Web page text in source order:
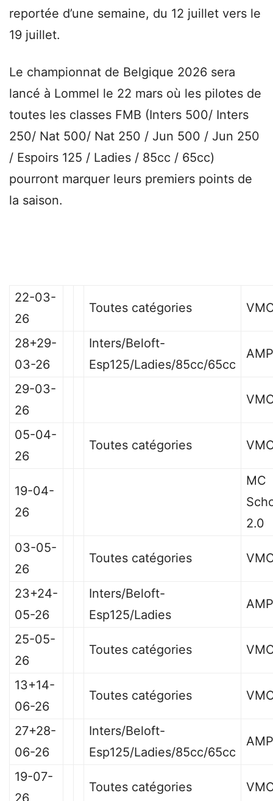
reportée d’une semaine, du 12 juillet vers le
19 juillet.
Le championnat de Belgique 2026 sera
lancé à Lommel le 22 mars où les pilotes de
toutes les classes FMB (Inters 500/ Inters
250/ Nat 500/ Nat 250 / Jun 500 / Jun 250
/ Espoirs 125 / Ladies / 85cc / 65cc)
pourront marquer leurs premiers points de
la saison.
22-03-
26
Toutes catégories
28+29-
03-26
Inters/Beloft-
Esp125/Ladies/85cc/65cc
29-03-
26
05-04-
26
Toutes catégories
19-04-
26
MC
2.0
03-05-
26
Toutes catégories
23+24-
05-26
Inters/Beloft-
Esp125/Ladies
25-05-
26
Toutes catégories
13+14-
06-26
Toutes catégories
27+28-
06-26
Inters/Beloft-
Esp125/Ladies/85cc/65cc
19-07-
26
Toutes catégories